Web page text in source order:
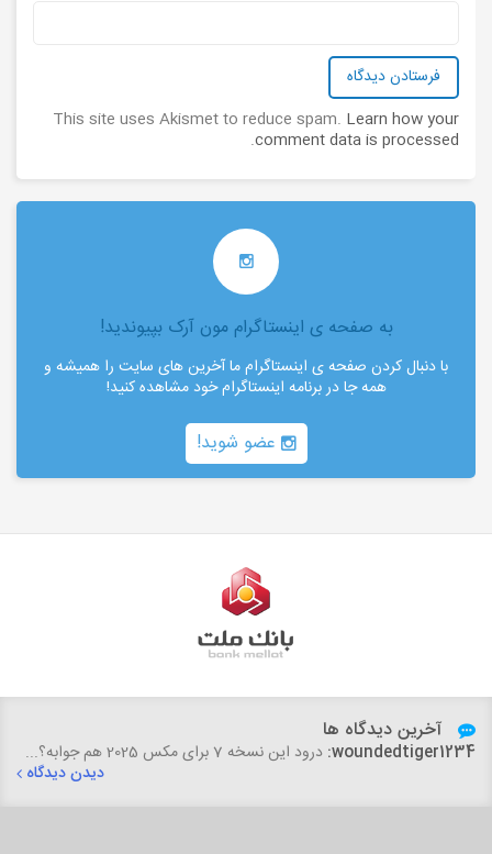
This site uses Akismet to reduce spam. Learn how your
comment data is processed
.
به صفحه ی اینستاگرام مون آرک بپیوندید!
با دنبال کردن صفحه ی اینستاگرام ما آخرین های سایت را همیشه و
همه جا در برنامه اینستاگرام خود مشاهده کنید!
عضو شوید!
آخرین دیدگاه ها
woundedtiger1234: درود این نسخه 7 برای مکس 2025 هم جوابه؟...
دیدن دیدگاه